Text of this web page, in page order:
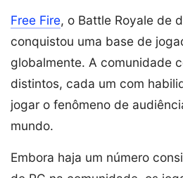
Free Fire, o Battle Royale de
conquistou uma base de
globalmente. A comunidade
distintos, cada um com
jogar o fenômeno de
mundo.
Embora haja um número